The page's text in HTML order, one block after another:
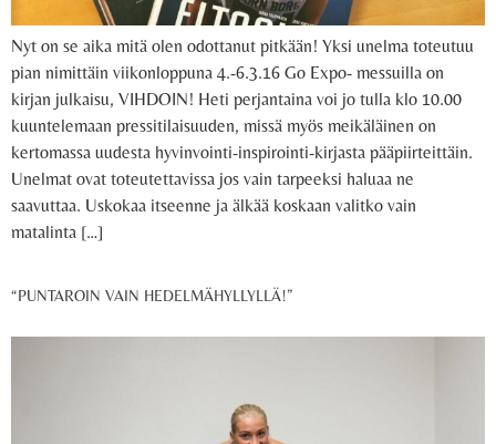
Nyt on se aika mitä olen odottanut pitkään! Yksi unelma toteutuu
pian nimittäin viikonloppuna 4.-6.3.16 Go Expo- messuilla on
kirjan julkaisu, VIHDOIN! Heti perjantaina voi jo tulla klo 10.00
kuuntelemaan pressitilaisuuden, missä myös meikäläinen on
kertomassa uudesta hyvinvointi-inspirointi-kirjasta pääpiirteittäin.
Unelmat ovat toteutettavissa jos vain tarpeeksi haluaa ne
saavuttaa. Uskokaa itseenne ja älkää koskaan valitko vain
matalinta […]
“PUNTAROIN VAIN HEDELMÄHYLLYLLÄ!”